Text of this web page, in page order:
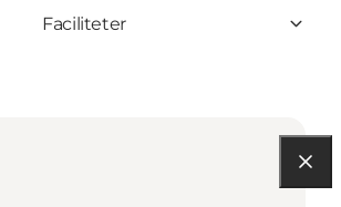
Faciliteter